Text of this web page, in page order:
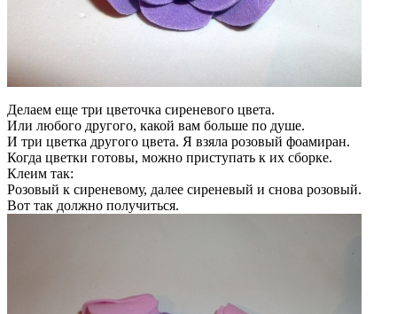
Делаем еще три цветочка сиреневого цвета.
Или любого другого, какой вам больше по душе.
И три цветка другого цвета. Я взяла розовый фоамиран.
Когда цветки готовы, можно приступать к их сборке.
Клеим так:
Розовый к сиреневому, далее сиреневый и снова розовый.
Вот так должно получиться.